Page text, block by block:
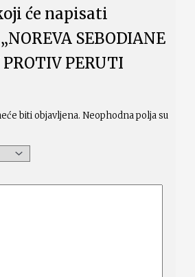
će napisati
SEBODIANE
PERUTI
biti objavljena. Neophodna polja su